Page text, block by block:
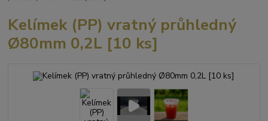
Kelímek (PP) vratný průhledný
Ø80mm 0,2L [10 ks]